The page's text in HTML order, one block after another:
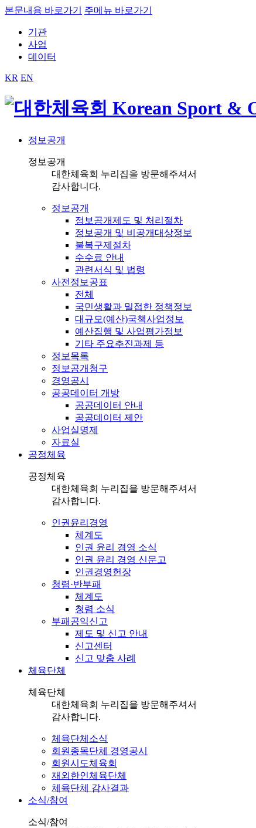
본문내용 바로가기 주메뉴 바로가기
기관
사업
데이터
KR EN
정보공개
정보공개
대한체육회 누리집을 방문해주셔서
감사합니다.
정보공개
정보공개제도 및 처리절차
정보공개 및 비공개대상정보
불복구제절차
수수료 안내
관련서식 및 법령
사전정보공표
전체
국민생활과 밀접한 정책정보
대규모(예산)국책사업정보
예산집행 및 사업평가정보
기타 주요추진과제 등
정보목록
정보공개청구
경영공시
공공데이터 개방
공공데이터 안내
공공데이터 제안
사업실명제
자료실
공정체육
공정체육
대한체육회 누리집을 방문해주셔서
감사합니다.
인권윤리경영
체계도
인권 윤리 경영 소식
인권 윤리 경영 신문고
인권경영헌장
청렴·반부패
체계도
청렴 소식
부패공익신고
제도 및 신고 안내
신고센터
신고 맞춤 사례
체육단체
체육단체
대한체육회 누리집을 방문해주셔서
감사합니다.
체육단체소식
회원종목단체 경영공시
회원시도체육회
재외한인체육단체
체육단체 감사결과
소식/참여
소식/참여